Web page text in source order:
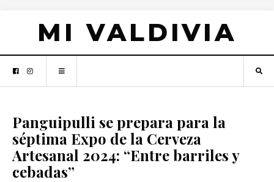
MI VALDIVIA
Panguipulli se prepara para la
séptima Expo de la Cerveza
Artesanal 2024: “Entre barriles y
cebadas”